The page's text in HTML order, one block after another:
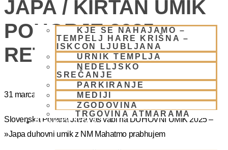
KJE SE NAHAJAMO –
TEMPELJ HARE KRIŠNA –
ISKCON LJUBLJANA
URNIK TEMPLJA
NEDELJSKO
SREČANJE
PARKIRANJE
MEDIJI
ZGODOVINA
TRGOVINA ATMARAMA
BHAKTI JOGA
JAPA / KIRTAN UMIK
POHORJE 2025 –
RETRET SLOVENIA
31 marca
Slovenska Poletna Jatra vas vabi na DUHOVNI UMIK 2025 –
»Japa duhovni umik z NM Mahatmo prabhujem